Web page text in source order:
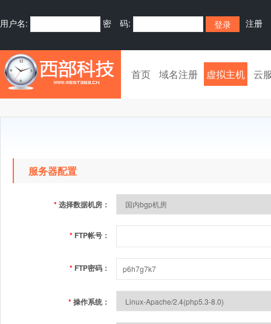
用户名: 密 码: 注册
首页 域名注册 虚拟主机 云
服务器配置
*选择数据机房：
* FTP帐号：
* FTP密码：
*操作系统：